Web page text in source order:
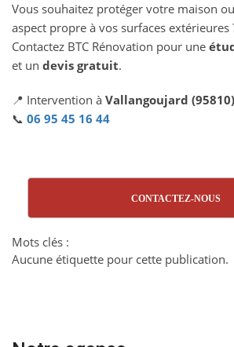
Vous souhaitez protéger votre maison
aspect propre à vos surfaces extérieures
Contactez BTC Rénovation pour une
et un devis gratuit.
📍 Intervention à Vallangoujard (95810)
📞 06 95 45 16 44
CONTACTEZ-NOUS
Mots clés :
Aucune étiquette pour cette publication.